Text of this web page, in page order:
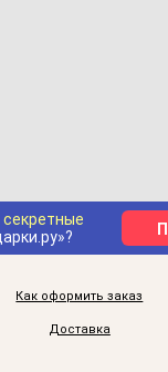
секретные
Как оформить заказ
Доставка